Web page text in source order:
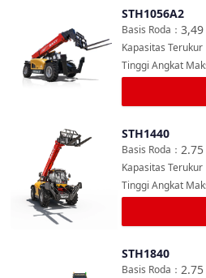
STH1056A2
3,49
Basis Roda ：
Kapasitas Terukur
Tinggi Angkat
Bandingkan
STH1440
2.75
Basis Roda ：
Kapasitas Terukur
Tinggi Angkat
STH1840
2.75
Basis Roda ：